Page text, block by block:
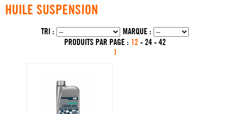
HUILE SUSPENSION
TRI :
MARQUE :
PRODUITS PAR PAGE : 12 - 24 - 42
1